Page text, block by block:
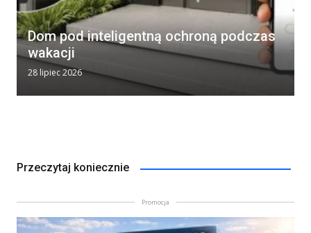
Dom pod inteligentną ochroną podczas
wakacji
28 lipiec 2026
Przeczytaj koniecznie
Promocja